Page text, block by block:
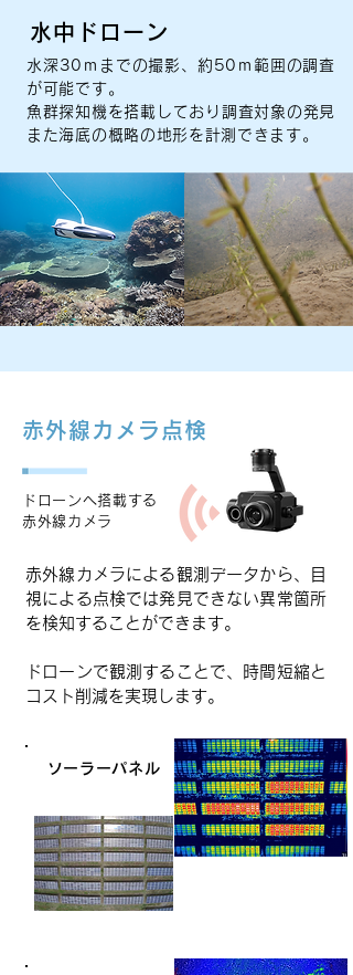
赤外線カメラ点検
赤外線カメラによる観測データから、目
視による点検では発見できない異常箇所
を検知することができます。
ドローンで観測することで、時間短縮と
コスト削減を実現します。
ドローンへ搭載する
赤外線カメラ
ソーラーパネル
水深30ｍまでの撮影、約50ｍ範囲の調査
が可能です。
魚群探知機を搭載しており調査対象の発見
また海底の概略の地形を計測できます。
水中ドローン